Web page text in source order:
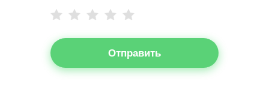
Отправить